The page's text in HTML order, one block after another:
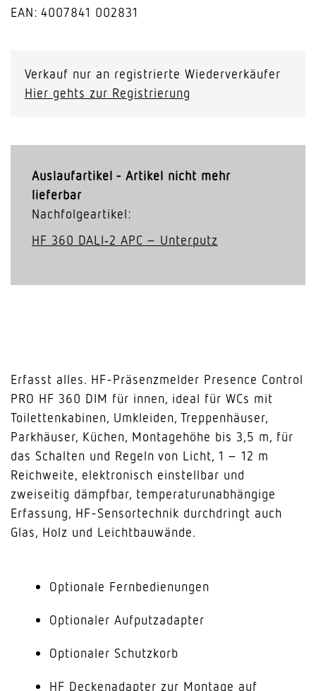
EAN: 4007841 002831
Verkauf nur an registrierte Wiederverkäufer
Hier gehts zur Registrierung
Auslaufartikel - Artikel nicht mehr
lieferbar
Nachfolgeartikel:
HF 360 DALI‑2 APC – Unterputz
Erfasst alles. HF-Präsenzmelder Presence Control
PRO HF 360 DIM für innen, ideal für WCs mit
Toilettenkabinen, Umkleiden, Treppenhäuser,
Parkhäuser, Küchen, Montagehöhe bis 3,5 m, für
das Schalten und Regeln von Licht, 1 – 12 m
Reichweite, elektronisch einstellbar und
zweiseitig dämpfbar, temperaturunabhängige
Erfassung, HF-Sensortechnik durchdringt auch
Glas, Holz und Leichtbauwände.
Optionale Fernbedienungen
Optionaler Aufputzadapter
Optionaler Schutzkorb
HF Deckenadapter zur Montage auf